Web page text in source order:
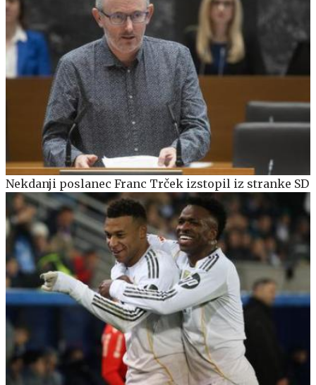
Nekdanji poslanec Franc Trček izstopil iz stranke SD